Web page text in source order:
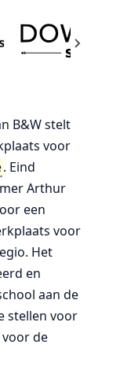
B&W stelt
voor
. Eind
Arthur
een
voor
Het
en
aan de
stellen voor
de